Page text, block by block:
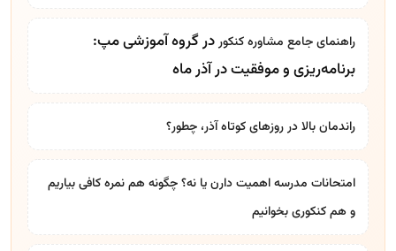
راهنمای جامع مشاوره کنکوردر گروه آموزشی مپ:
برنامه‌ریزی و موفقیت در آذر ماه
راندمان بالا در روزهای کوتاه آذر، چطور؟
امتحانات مدرسه اهمیت دارن یا نه؟ چگونه هم نمره کافی بیاریم
و هم کنکوری بخوانیم